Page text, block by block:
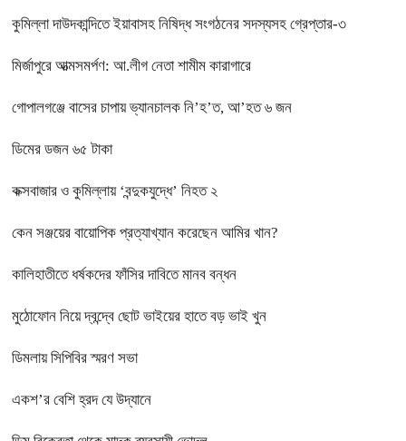
কুমিল্লা দাউদকান্দিতে ইয়াবাসহ নিষিদ্ধ সংগঠনের সদস্যসহ গ্রেপ্তার-৩
মির্জাপুরে আত্মসমর্পণ: আ.লীগ নেতা শামীম কারাগারে
গোপালগঞ্জে বাসের চাপায় ভ্যানচালক নি’হ’ত, আ’হত ৬ জন
ডিমের ডজন ৬৫ টাকা
কক্সবাজার ও কুমিল্লায় ‘বন্দুকযুদ্ধে’ নিহত ২
কেন সঞ্জয়ের বায়োপিক প্রত্যাখ্যান করেছেন আমির খান?
কালিহাতীতে ধর্ষকদের ফাঁসির দাবিতে মানব বন্ধন
মুঠোফোন নিয়ে দ্বন্দ্বে ছোট ভাইয়ের হাতে বড় ভাই খুন
ডিমলায় সিপিবির স্মরণ সভা
একশ’র বেশি হ্রদ যে উদ্যানে